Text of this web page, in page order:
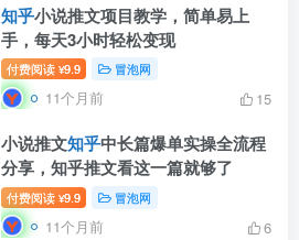
知乎小说推文项目教学，简单易上
手，每天3小时轻松变现
付费阅读 ¥9.9 冒泡网
11个月前 15
小说推文知乎中长篇爆单实操全流程
分享，知乎推文看这一篇就够了
付费阅读 ¥9.9 冒泡网
11个月前 6